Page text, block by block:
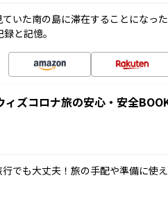
いた南の島に滞在することになっ
と記憶。
ィズコロナ旅の安心・安全
でも大丈夫！旅の手配や準備に使